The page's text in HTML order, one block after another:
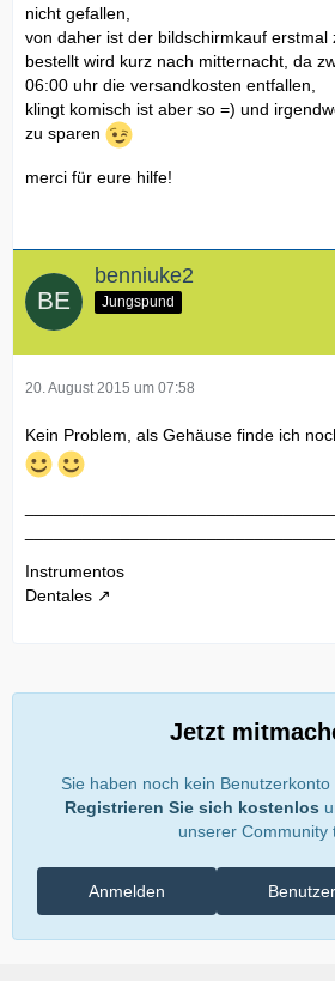
nicht gefallen,
von daher ist der bildschirmkauf erstmal
bestellt wird kurz nach mitternacht, da
06:00 uhr die versandkosten entfallen,
klingt komisch ist aber so =) und
zu sparen
merci für eure hilfe!
benniuke2
Jungspund
20. August 2015 um 07:58
Kein Problem, als Gehäuse finde ich
Instrumentos
Dentales
Jetzt
Sie haben noch kein
Registrieren Sie sich kostenlos
unserer Community
Anmelden